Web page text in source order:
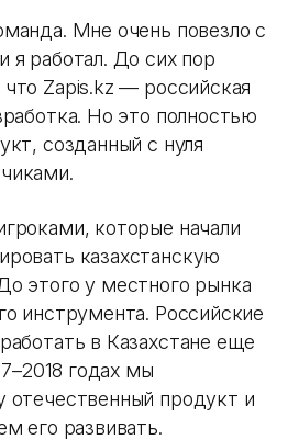
Мне очень повезло с
работал. До сих пор
Zapis.kz — российская
Но это полностью
созданный с нуля
которые начали
казахстанскую
этого у местного рынка
инструмента. Российские
в Казахстане еще
годах мы
отечественный продукт и
его развивать.